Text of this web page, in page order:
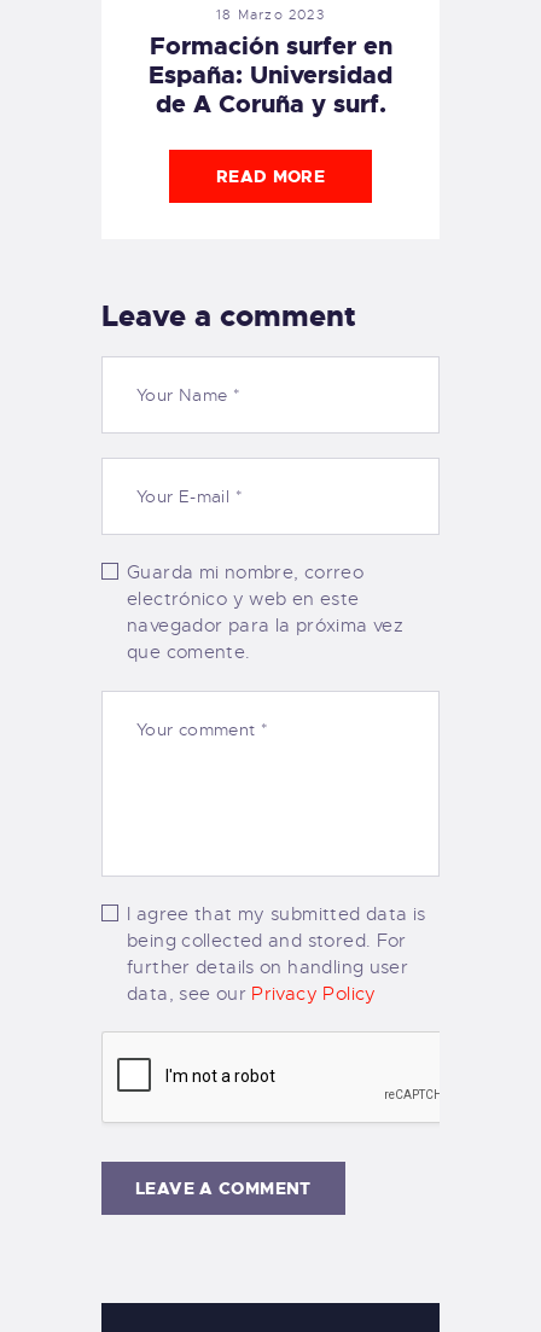
18 Marzo 2023
Formación surfer en
España: Universidad
de A Coruña y surf.
READ MORE
Leave a comment
Guarda mi nombre, correo
electrónico y web en este
navegador para la próxima vez
que comente.
I agree that my submitted data is
being collected and stored. For
further details on handling user
data, see our Privacy Policy